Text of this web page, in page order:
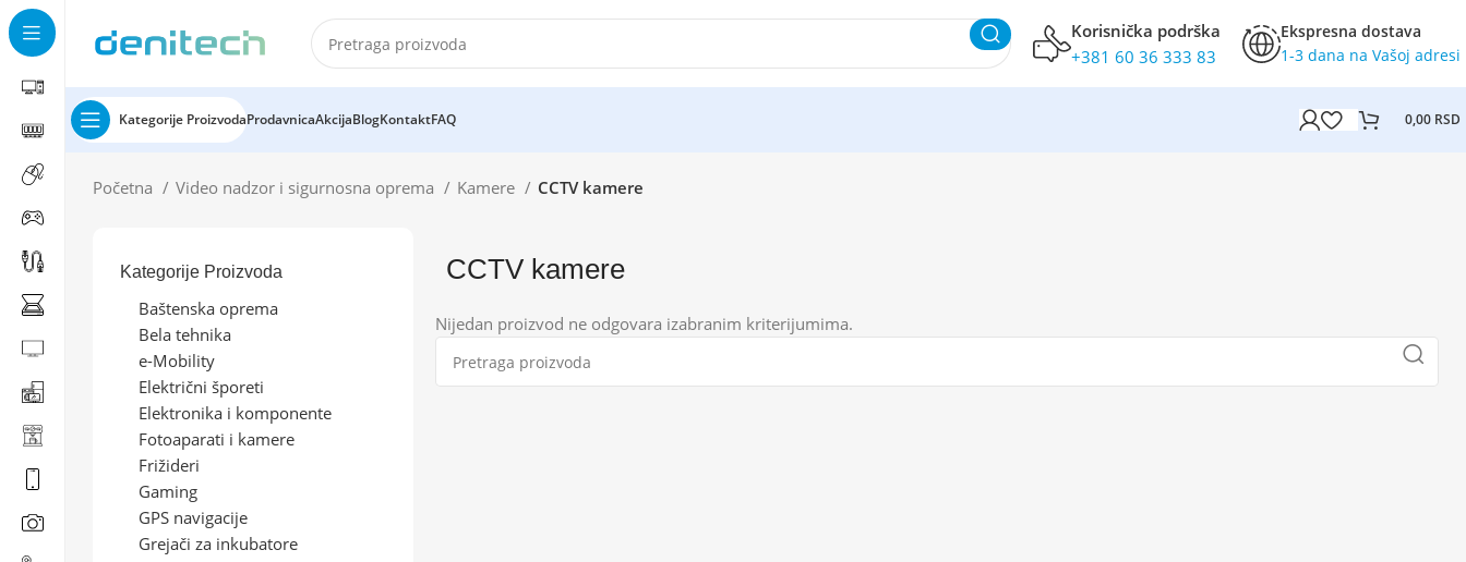
Korisnička podrška
+381 60 36 333 83
Ekspresna dostava
1-3 dana na Vašoj adresi
Kategorije ProizvodaProdavnicaAkcijaBlogKontaktFAQ 0,00 RSD
Početna Video nadzor i sigurnosna oprema Kamere CCTV kamere
Kategorije Proizvoda
Baštenska oprema
Bela tehnika
e-Mobility
Električni šporeti
Elektronika i komponente
Fotoaparati i kamere
Frižideri
Gaming
GPS navigacije
Grejači za inkubatore
CCTV kamere
Nijedan proizvod ne odgovara izabranim kriterijumima.